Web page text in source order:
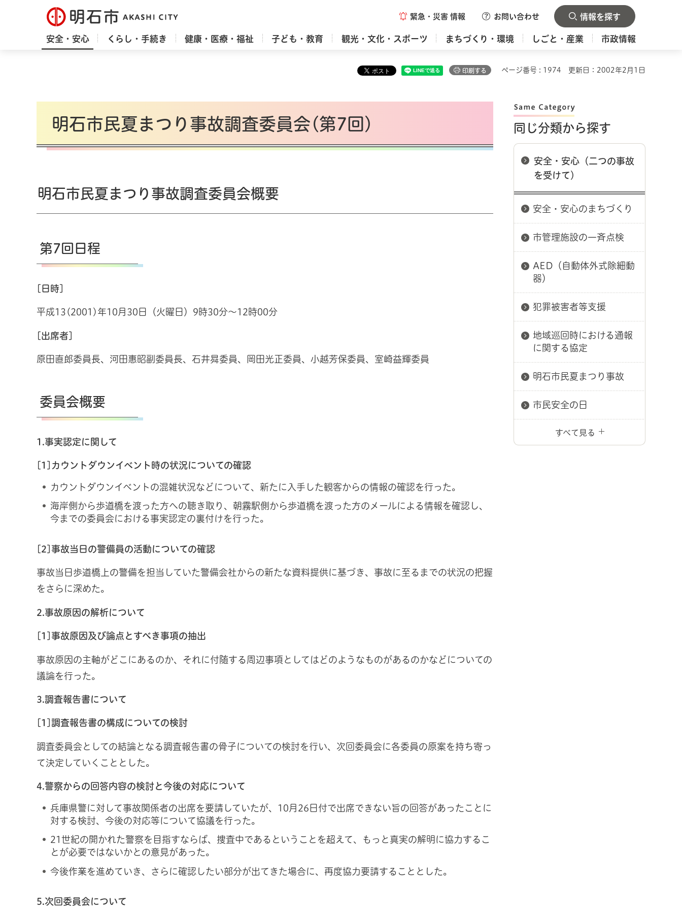
明石市 緊急・災害 情報 お問い合わせ 情報を探す
安全・安心 くらし・手続き 健康・医療・福祉 子ども・教育 観光・文化・スポーツ まちづくり・環境 しごと・産業 市政情報
印刷する ページ番号 : 1974 更新日：2002年2月1日
明石市民夏まつり事故調査委員会(第7回)
明石市民夏まつり事故調査委員会概要
第7回日程
[日時]
平成13(2001)年10月30日（火曜日）9時30分～12時00分
[出席者]
原田直郎委員長、河田惠昭副委員長、石井曻委員、岡田光正委員、小越芳保委員、室崎益輝委員
委員会概要
1.事実認定に関して
[1]カウントダウンイベント時の状況についての確認
カウントダウンイベントの混雑状況などについて、新たに入手した観客からの情報の確認を行った。
海岸側から歩道橋を渡った方への聴き取り、朝霧駅側から歩道橋を渡った方のメールによる情報を確認し、
今までの委員会における事実認定の裏付けを行った。
[2]事故当日の警備員の活動についての確認
事故当日歩道橋上の警備を担当していた警備会社からの新たな資料提供に基づき、事故に至るまでの状況の把握
をさらに深めた。
2.事故原因の解析について
[1]事故原因及び論点とすべき事項の抽出
事故原因の主軸がどこにあるのか、それに付随する周辺事項としてはどのようなものがあるのかなどについての
議論を行った。
3.調査報告書について
[1]調査報告書の構成についての検討
調査委員会としての結論となる調査報告書の骨子についての検討を行い、次回委員会に各委員の原案を持ち寄っ
て決定していくこととした。
4.警察からの回答内容の検討と今後の対応について
兵庫県警に対して事故関係者の出席を要請していたが、10月26日付で出席できない旨の回答があったことに
対する検討、今後の対応等について協議を行った。
21世紀の開かれた警察を目指すならば、捜査中であるということを超えて、もっと真実の解明に協力するこ
とが必要ではないかとの意見があった。
今後作業を進めていき、さらに確認したい部分が出てきた場合に、再度協力要請することとした。
5.次回委員会について
同じ分類から探す
安全・安心（二つの事故
を受けて）
安全・安心のまちづくり
市管理施設の一斉点検
AED（自動体外式除細動
器）
犯罪被害者等支援
地域巡回時における通報
に関する協定
明石市民夏まつり事故
市民安全の日
すべて見る